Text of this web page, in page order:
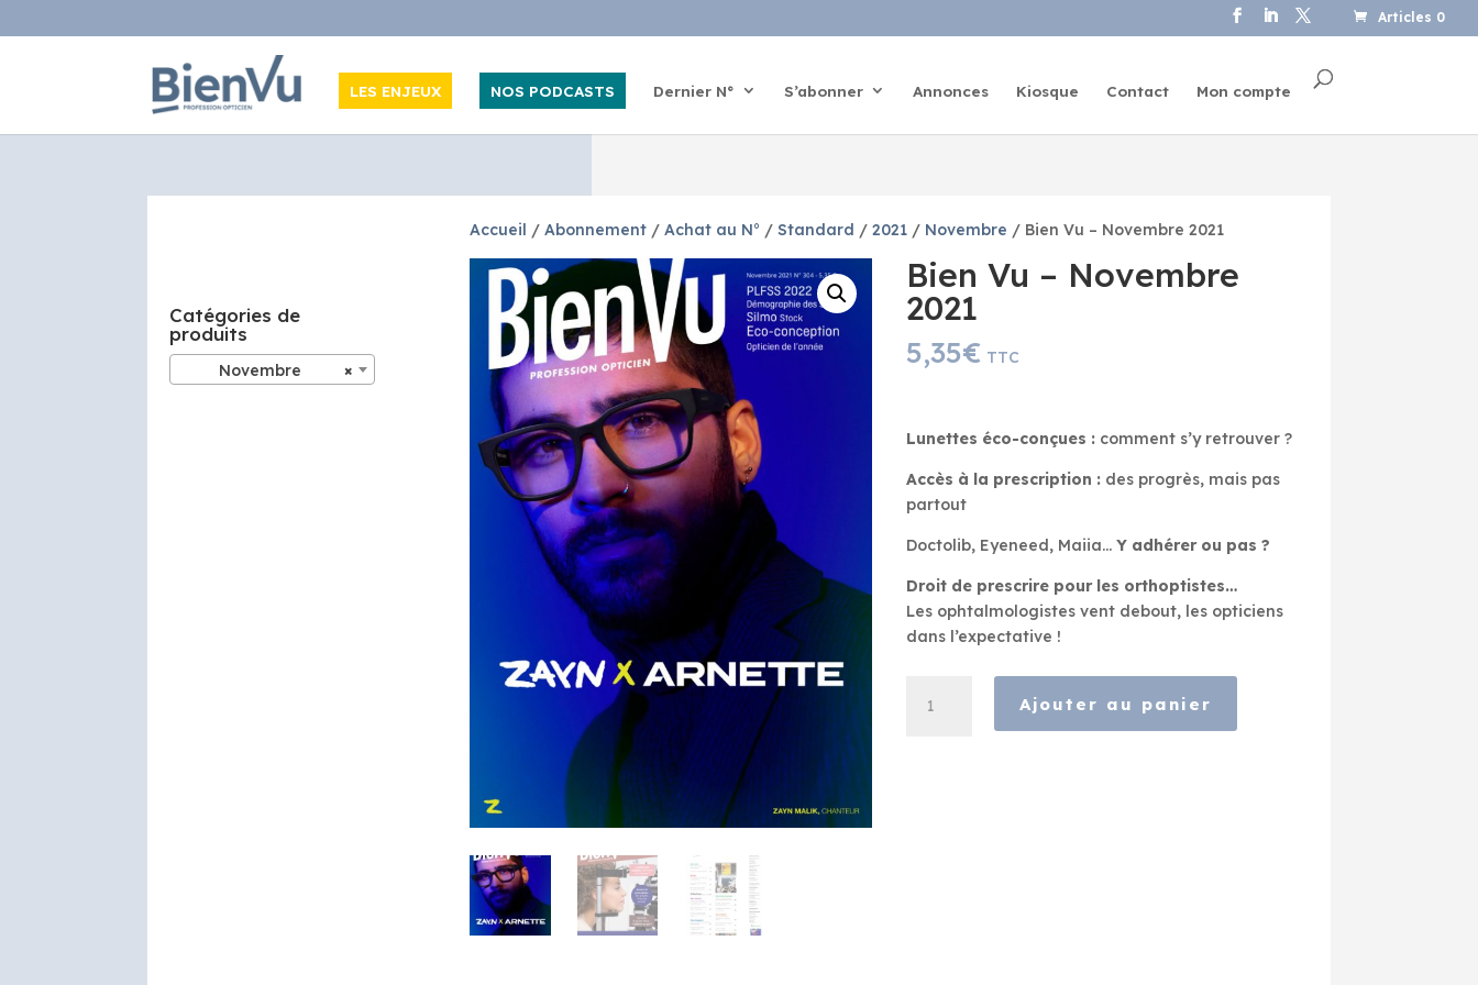
Articles 0
LES ENJEUX NOS PODCASTS Dernier N° S’abonner Annonces Kiosque Contact Mon compte
Accueil /Abonnement /Achat au N° /Standard /2021 / Novembre / Bien Vu – Novembre 2021
Bien Vu – Novembre
2021
5,35€ TTC
Lunettes éco-conçues : comment s’y retrouver ?
Accès à la prescription :des progrès, mais pas
partout
Doctolib, Eyeneed, Maiia… Y adhérer ou pas ?
Droit de prescrire pour les orthoptistes…
Les ophtalmologistes vent debout, les opticiens
dans l’expectative !
Ajouter au panier
Catégories de
produits
×
Novembre